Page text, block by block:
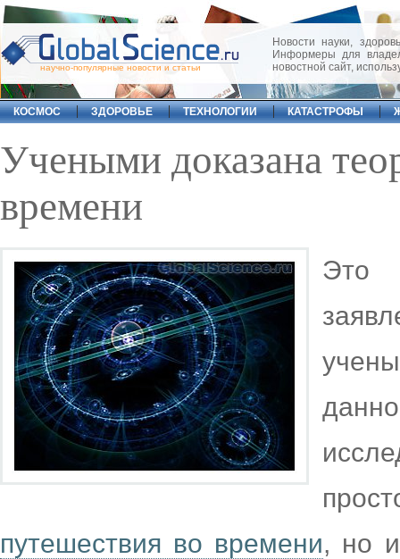
научно-популярные новости и статьи
Новости науки,
Информеры для
новостной сайт,
КОСМОС ЗДОРОВЬЕ ТЕХНОЛОГИИ КАТАСТРОФЫ
Учеными доказана
времени
Это
путешествия во времени, но